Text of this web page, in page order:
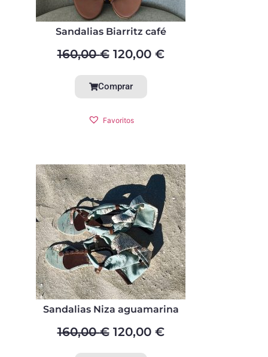
Sandalias Biarritz café
160,00€ 120,00 €
Comprar
Favoritos
Sandalias Niza aguamarina
160,00€ 120,00 €